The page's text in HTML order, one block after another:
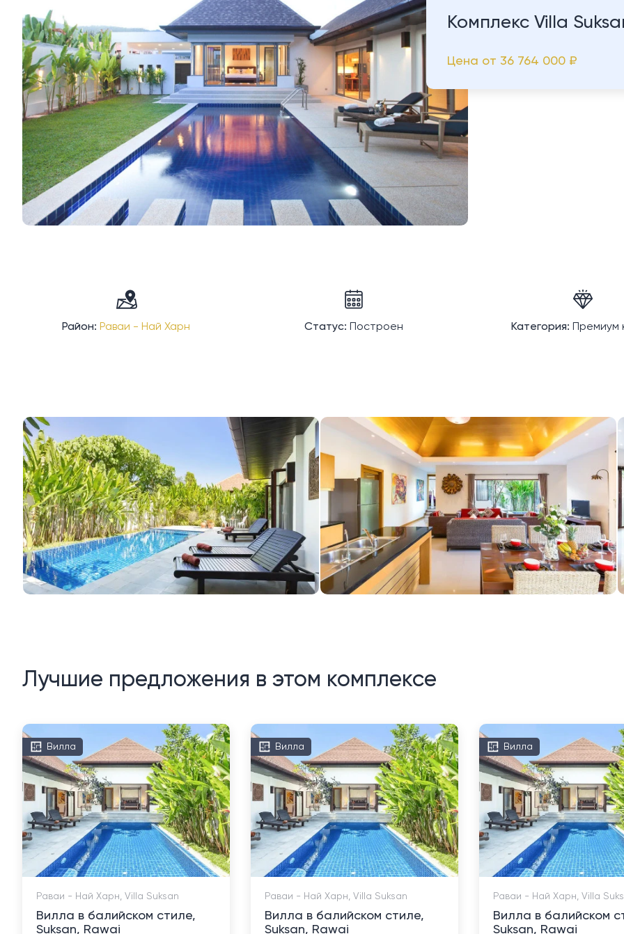
Комплекс Villa
Цена от 36 764 000 ₽
Район: Раваи - Най Харн Статус: Построен Категория: Премиум
Лучшие предложения в этом комплексе
Вилла
Раваи - Най Харн, Villa Suksan
Вилла в балийском стиле,
Suksan, Rawai
Вилла
Раваи - Най Харн, Villa Suksan
Вилла в балийском стиле,
Suksan, Rawai
Вилла
Раваи - Най Харн, Villa
Вилла в балийском
Suksan, Rawai